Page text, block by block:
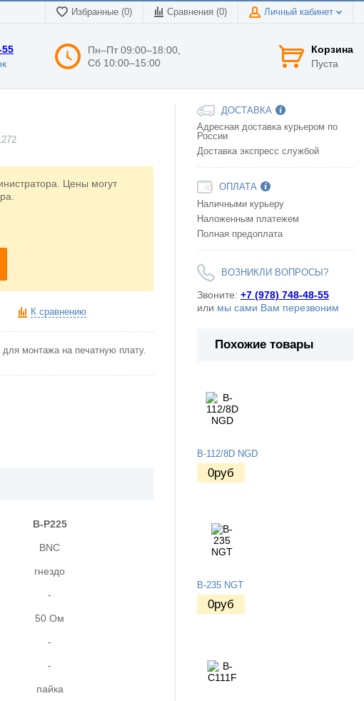
Избранные (0) Сравнения (0) Личный кабинет
55
Пн–Пт 09:00–18:00,
Сб 10:00–15:00
Корзина
Пуста
Цены могут
К сравнению
для монтажа на печатную плату.
B-P225
BNC
гнездо
-
50 Ом
-
-
пайка
ДОСТАВКА
Адресная доставка курьером по
России
Доставка экспресс службой
ОПЛАТА
Наличными курьеру
Наложенным платежем
Полная предоплата
ВОЗНИКЛИ ВОПРОСЫ?
Звоните: +7 (978) 748-48-55
или мы сами Вам перезвоним
Похожие товары
B-112/8D NGD
0руб
B-235 NGT
0руб